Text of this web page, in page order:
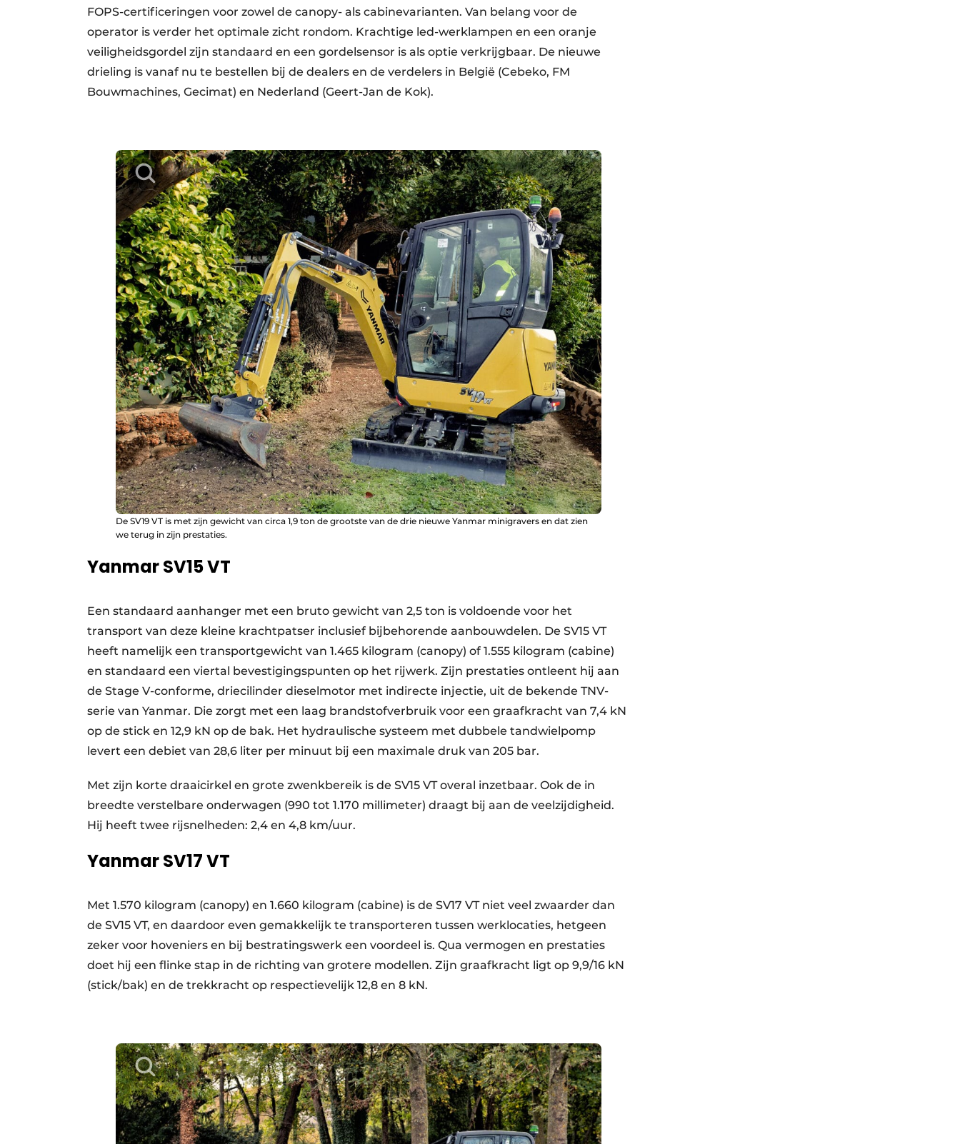
FOPS-certificeringen voor zowel de canopy- als cabinevarianten. Van belang voor de
operator is verder het optimale zicht rondom. Krachtige led-werklampen en een oranje
veiligheidsgordel zijn standaard en een gordelsensor is als optie verkrijgbaar. De nieuwe
drieling is vanaf nu te bestellen bij de dealers en de verdelers in België (Cebeko, FM
Bouwmachines, Gecimat) en Nederland (Geert-Jan de Kok).
De SV19 VT is met zijn gewicht van circa 1,9 ton de grootste van de drie nieuwe Yanmar minigravers en dat zien
we terug in zijn prestaties.
Yanmar SV15 VT
Een standaard aanhanger met een bruto gewicht van 2,5 ton is voldoende voor het
transport van deze kleine krachtpatser inclusief bijbehorende aanbouwdelen. De SV15 VT
heeft namelijk een transportgewicht van 1.465 kilogram (canopy) of 1.555 kilogram (cabine)
en standaard een viertal bevestigingspunten op het rijwerk. Zijn prestaties ontleent hij aan
de Stage V-conforme, driecilinder dieselmotor met indirecte injectie, uit de bekende TNV-
serie van Yanmar. Die zorgt met een laag brandstofverbruik voor een graafkracht van 7,4 kN
op de stick en 12,9 kN op de bak. Het hydraulische systeem met dubbele tandwielpomp
levert een debiet van 28,6 liter per minuut bij een maximale druk van 205 bar.
Met zijn korte draaicirkel en grote zwenkbereik is de SV15 VT overal inzetbaar. Ook de in
breedte verstelbare onderwagen (990 tot 1.170 millimeter) draagt bij aan de veelzijdigheid.
Hij heeft twee rijsnelheden: 2,4 en 4,8 km/uur.
Yanmar SV17 VT
Met 1.570 kilogram (canopy) en 1.660 kilogram (cabine) is de SV17 VT niet veel zwaarder dan
de SV15 VT, en daardoor even gemakkelijk te transporteren tussen werklocaties, hetgeen
zeker voor hoveniers en bij bestratingswerk een voordeel is. Qua vermogen en prestaties
doet hij een flinke stap in de richting van grotere modellen. Zijn graafkracht ligt op 9,9/16 kN
(stick/bak) en de trekkracht op respectievelijk 12,8 en 8 kN.